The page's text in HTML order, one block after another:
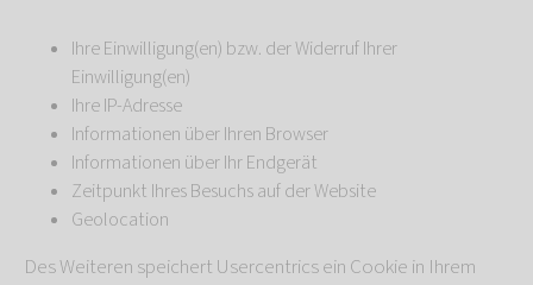
Ihre Einwilligung(en) bzw. der Widerruf Ihrer
Einwilligung(en)
Ihre IP-Adresse
Informationen über Ihren Browser
Informationen über Ihr Endgerät
Zeitpunkt Ihres Besuchs auf der Website
Geolocation
Des Weiteren speichert Usercentrics ein Cookie in Ihrem